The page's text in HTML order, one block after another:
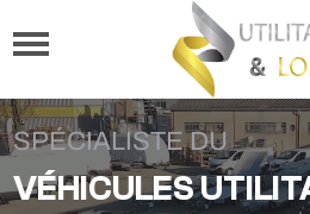
SPÉCIALISTE DU
VÉHICULES